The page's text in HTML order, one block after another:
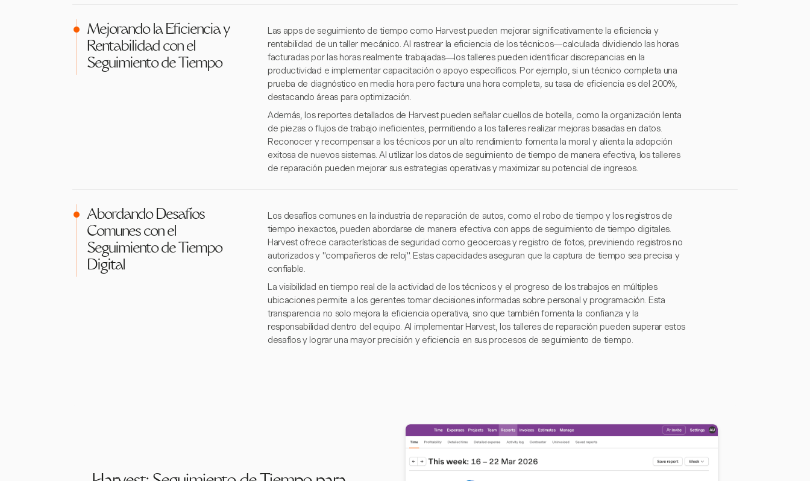
Mejorando la Eficiencia y
Rentabilidad con el
Seguimiento de Tiempo
Las apps de seguimiento de tiempo como Harvest pueden mejorar significativamente la eficiencia y
rentabilidad de un taller mecánico. Al rastrear la eficiencia de los técnicos—calculada dividiendo las horas
facturadas por las horas realmente trabajadas—los talleres pueden identificar discrepancias en la
productividad e implementar capacitación o apoyo específicos. Por ejemplo, si un técnico completa una
prueba de diagnóstico en media hora pero factura una hora completa, su tasa de eficiencia es del 200%,
destacando áreas para optimización.
Además, los reportes detallados de Harvest pueden señalar cuellos de botella, como la organización lenta
de piezas o flujos de trabajo ineficientes, permitiendo a los talleres realizar mejoras basadas en datos.
Reconocer y recompensar a los técnicos por un alto rendimiento fomenta la moral y alienta la adopción
exitosa de nuevos sistemas. Al utilizar los datos de seguimiento de tiempo de manera efectiva, los talleres
de reparación pueden mejorar sus estrategias operativas y maximizar su potencial de ingresos.
Abordando Desafíos
Comunes con el
Seguimiento de Tiempo
Digital
Los desafíos comunes en la industria de reparación de autos, como el robo de tiempo y los registros de
tiempo inexactos, pueden abordarse de manera efectiva con apps de seguimiento de tiempo digitales.
Harvest ofrece características de seguridad como geocercas y registro de fotos, previniendo registros no
autorizados y "compañeros de reloj". Estas capacidades aseguran que la captura de tiempo sea precisa y
confiable.
La visibilidad en tiempo real de la actividad de los técnicos y el progreso de los trabajos en múltiples
ubicaciones permite a los gerentes tomar decisiones informadas sobre personal y programación. Esta
transparencia no solo mejora la eficiencia operativa, sino que también fomenta la confianza y la
responsabilidad dentro del equipo. Al implementar Harvest, los talleres de reparación pueden superar estos
desafíos y lograr una mayor precisión y eficiencia en sus procesos de seguimiento de tiempo.